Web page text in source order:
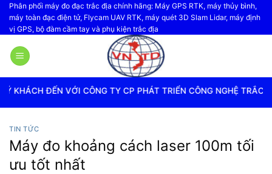
Bỏ
qua
nội
dung
Phân phối máy đo đạc trắc địa chính hãng: Máy GPS RTK, máy thủy bình,
máy toàn đạc điện tử, Flycam UAV RTK, máy quét 3D Slam Lidar, máy định
vị GPS, bộ đàm cầm tay và phụ kiện trắc địa
CÔNG TY CP PHÁT TRIỂN CÔNG NGHỆ TRẮC ĐỊA VIỆT NAM
TIN TỨC
Máy đo khoảng cách laser 100m tối
ưu tốt nhất